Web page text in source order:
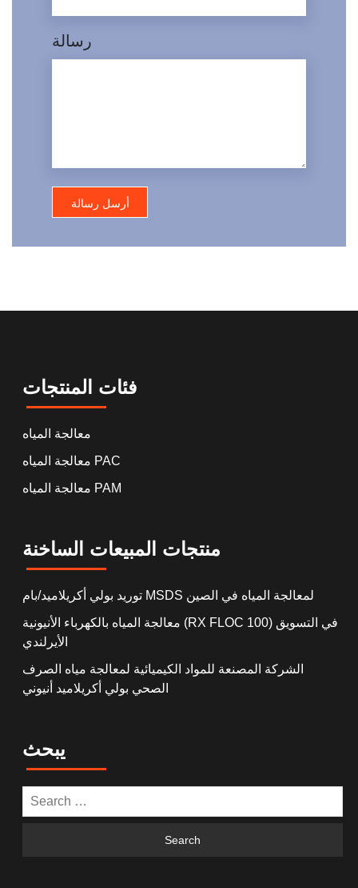
رسالة
فئات المنتجات
معالجة المياه
معالجة المياه PAC
معالجة المياه PAM
منتجات المبيعات الساخنة
توريد بولي أكريلاميد/بام MSDS لمعالجة المياه في الصين
معالجة المياه بالكهرباء الأنيونية (RX FLOC 100) في التسويق
الأيرلندي
الشركة المصنعة للمواد الكيميائية لمعالجة مياه الصرف
الصحي بولي أكريلاميد أنيوني
يبحث